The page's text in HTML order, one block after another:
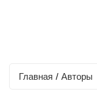
Главная / Авторы